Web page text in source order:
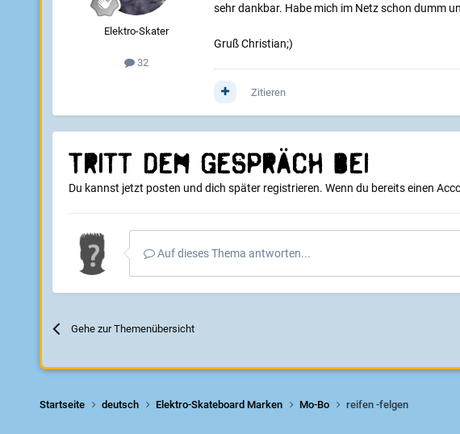
Elektro-Skater
32
sehr dankbar. Habe mich im Netz schon dumm
Gruß Christian;)
Zitieren
Tritt dem Gespräch bei
Du kannst jetzt posten und dich später registrieren. Wenn du bereits einen
Auf dieses Thema antworten...
Gehe zur Themenübersicht
Startseite deutsch Elektro-Skateboard Marken Mo-Bo reifen -felgen